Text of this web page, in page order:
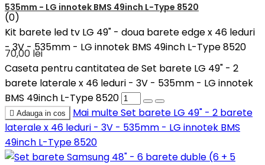
535mm - LG innotek BMS 49inch L-Type 8520
(0)
Kit barete led tv LG 49" - doua barete edge x 46 leduri
- 3V - 535mm - LG innotek BMS 49inch L-Type 8520
70,00 lei
Caseta pentru cantitatea de Set barete LG 49" - 2
barete laterale x 46 leduri - 3V - 535mm - LG innotek
BMS 49inch L-Type 8520
 Adauga in cos Mai multeSet barete LG 49" - 2 barete
laterale x 46 leduri - 3V - 535mm - LG innotek BMS
49inch L-Type 8520